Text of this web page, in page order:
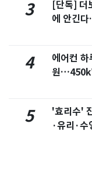
3
[단독] 더
에 안긴
4
에어컨
원
5
'효리수'
·유리·